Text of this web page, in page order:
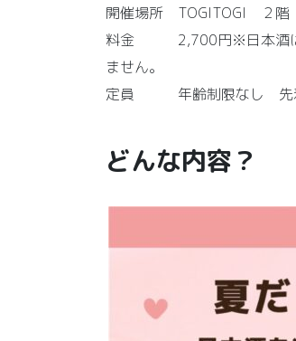
開催場所 TOGITOGI ２階
料金 2,700円※日本酒はお
ません。
定員 年齢制限なし 先
どんな内容？